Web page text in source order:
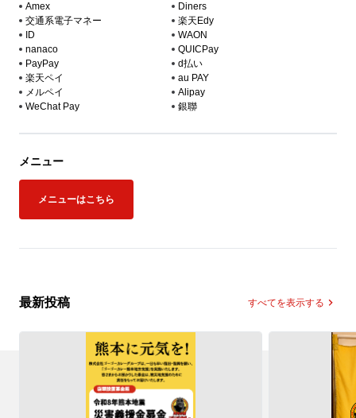
Amex
Diners
交通系電子マネー
楽天Edy
ID
WAON
nanaco
QUICPay
PayPay
d払い
楽天ペイ
au PAY
メルペイ
Alipay
WeChat Pay
銀聯
メニュー
メニューはこちら
最新投稿 すべてを表示する